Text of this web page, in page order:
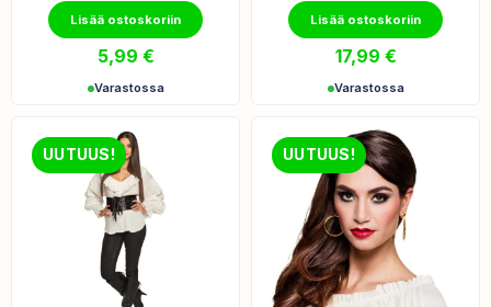
Lisää ostoskoriin
5,99 €
Varastossa
Lisää ostoskoriin
17,99 €
Varastossa
UUTUUS! UUTUUS!